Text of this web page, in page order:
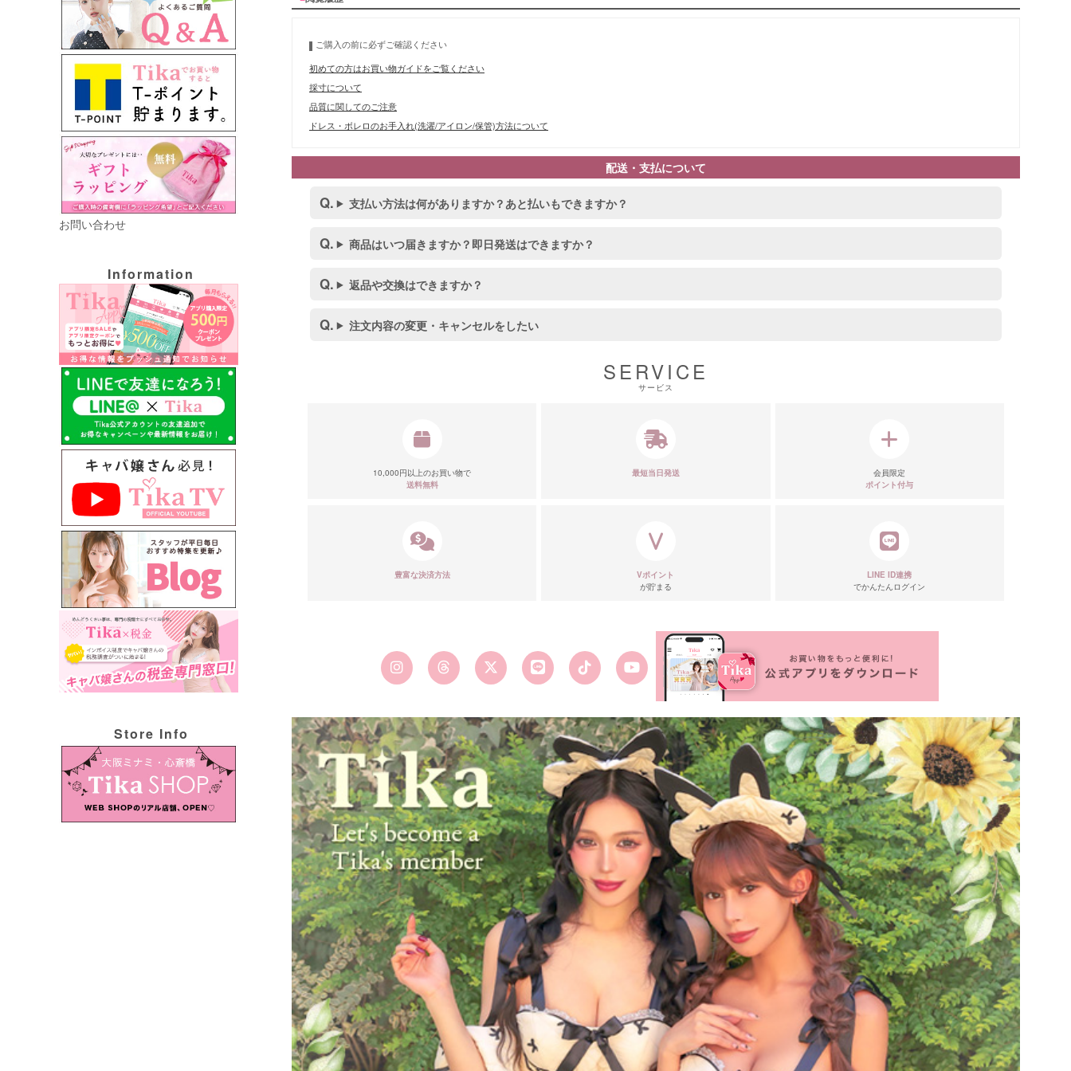
お問い合わせ
Information
Store Info
ご購入の前に必ずご確認ください
初めての方はお買い物ガイドをご覧ください
採寸について
品質に関してのご注意
ドレス・ボレロのお手入れ(洗濯/アイロン/保管)方法について
配送・支払について
支払い方法は何がありますか？あと払いもできますか？
商品はいつ届きますか？即日発送はできますか？
返品や交換はできますか？
注文内容の変更・キャンセルをしたい
SERVICE
サービス
10,000円以上のお買い物で
送料無料
最短当日発送
会員限定
ポイント付与
豊富な決済方法
Vポイント
が貯まる
LINE ID連携
でかんたんログイン